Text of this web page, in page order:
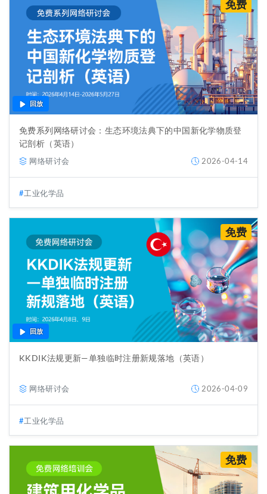
回放
免费
免费系列网络研讨会：生态环境法典下的中国新化学物质登
记剖析（英语）
网络研讨会 2026-04-14
工业化学品
回放
免费
KKDIK法规更新—单独临时注册新规落地（英语）
网络研讨会 2026-04-09
工业化学品
免费